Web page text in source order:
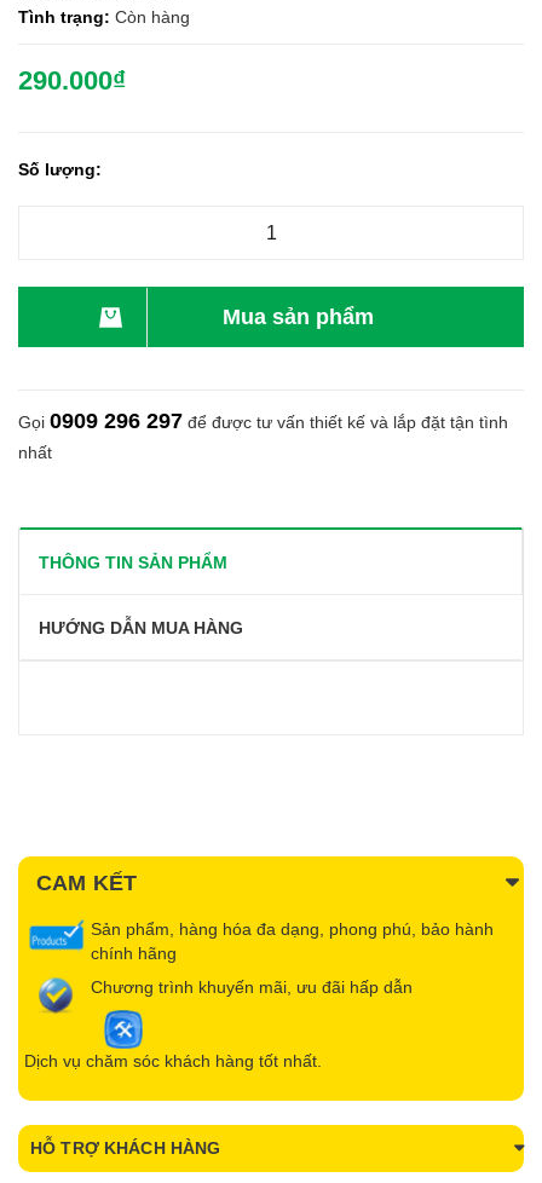
Tình trạng: Còn hàng
290.000₫
Số lượng:
Mua sản phẩm
Gọi 0909 296 297 để được tư vấn thiết kế và lắp đặt tận tình
nhất
THÔNG TIN SẢN PHẨM
HƯỚNG DẪN MUA HÀNG
CAM KẾT
Sản phẩm, hàng hóa đa dạng, phong phú, bảo hành
chính hãng
Chương trình khuyến mãi, ưu đãi hấp dẫn
Dịch vụ chăm sóc khách hàng tốt nhất.
HỖ TRỢ KHÁCH HÀNG